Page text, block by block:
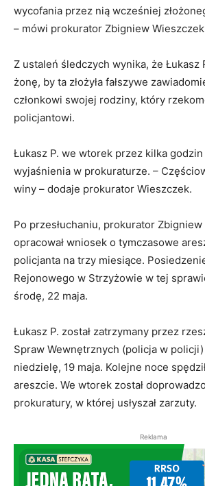
wycofania przez nią wcześniej
– mówi prokurator Zbigniew
Z ustaleń śledczych wynika, że Łukasz
żonę, by ta złożyła fałszywe
członkowi swojej rodziny, który
policjantowi.
Łukasz P. we wtorek przez kilka godzin
wyjaśnienia w prokuraturze. –
winy – dodaje prokurator Wieszczek.
Po przesłuchaniu, prokurator
opracował wniosek o tymczasowe
policjanta na trzy miesiące.
Rejonowego w Strzyżowie w tej
środę, 22 maja.
Łukasz P. został zatrzymany przez
Spraw Wewnętrznych (policja w
niedzielę, 19 maja. Kolejne noce
areszcie. We wtorek został
prokuratury, w której usłyszał zarzuty.
Reklama